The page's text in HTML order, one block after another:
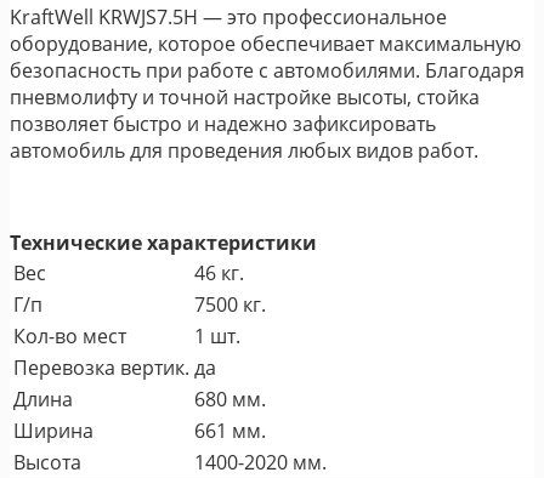
KraftWell KRWJS7.5H — это профессиональное
оборудование, которое обеспечивает максимальную
безопасность при работе с автомобилями. Благодаря
пневмолифту и точной настройке высоты, стойка
позволяет быстро и надежно зафиксировать
автомобиль для проведения любых видов работ.
Технические характеристики
Вес
46 кг.
Г/п
7500 кг.
Кол-во мест
1 шт.
Перевозка вертик. да
Длина
680 мм.
Ширина
661 мм.
Высота
1400-2020 мм.